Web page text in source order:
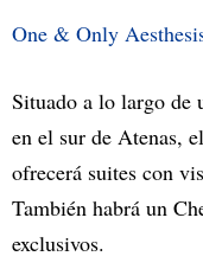
One & Only
Situado a lo largo de
en el sur de Atenas,
ofrecerá suites con
También habrá un
exclusivos.